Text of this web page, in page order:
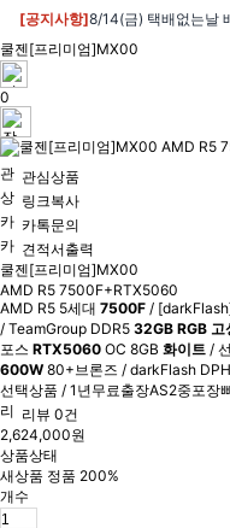
[공지사항]8/14(금) 택배없는날
쿨젠[프리미엄]MX00
0
관심상품
링크복사
카톡문의
견적서출력
쿨젠[프리미엄]MX00
AMD R5 7500F+RTX5060
AMD R5 5세대 7500F /
/ TeamGroup DDR5 32GB RGB 고
포스 RTX5060 OC 8GB 화이트 /
600W 80+브론즈 / darkFlash
선택상품 / 1년무료출장AS2중포장
리뷰 0건
2,624,000원
상품상태
새상품 정품 200%
개수